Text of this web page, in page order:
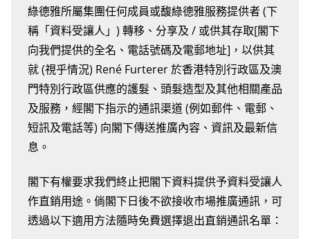
綠德雅所屬集團任何成員或馥綠德雅服務提供者 (下
稱「資料受讓人」) 轉移、分享及 / 或供其存取[閣下
向我們提供的全名、電話號碼及電郵地址]，以供其
就 (視乎情況) René Furterer 於香港特別行政區及澳
門特別行政區供應的護髮、頭髮造型及其他相關產品
及服務，經閣下指示的通訊渠道 (例如郵件、電郵、
短訊及電話等) 向閣下傳送推廣內容、資訊及最新信
息。
閣下有權要求我們終止把閣下資料提供予資料受讓人
作直銷用途。倘閣下日後不欲接收市場推廣通訊，可
透過以下適用方法隨時免費選擇退出直銷通訊名單：